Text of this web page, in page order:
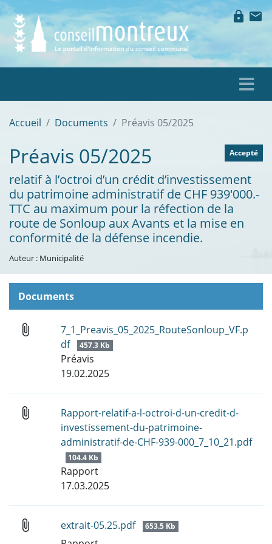
lockmail
Accueil Documents Préavis 05/2025
Accepté
Préavis 05/2025
relatif à l’octroi d’un crédit d’investissement
du patrimoine administratif de CHF 939'000.-
TTC au maximum pour la réfection de la
route de Sonloup aux Avants et la mise en
conformité de la défense incendie.
Auteur : Municipalité
Documents
attach_file
7_1_Preavis_05_2025_RouteSonloup_VF.p
df
457.3 Kb
Préavis
19.02.2025
attach_file
Rapport-relatif-a-l-octroi-d-un-credit-d-
investissement-du-patrimoine-
administratif-de-CHF-939-000_7_10_21.pdf
104.4 Kb
Rapport
17.03.2025
attach_file extrait-05.25.pdf 653.5 Kb